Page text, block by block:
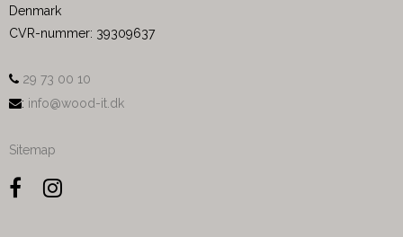
Denmark
CVR-nummer: 39309637
29 73 00 10
: info@wood-it.dk
Sitemap